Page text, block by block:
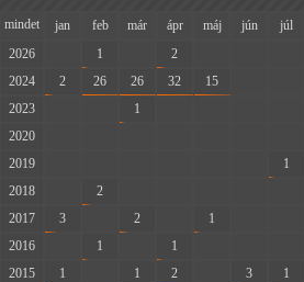
mindet jan feb már ápr máj jún júl
2026
1 2
2024
2 26 26 32 15
2023
1
2020
2019
1
2018
2
2017
3 2 1
2016
1 1
2015
1 1 2 3 1